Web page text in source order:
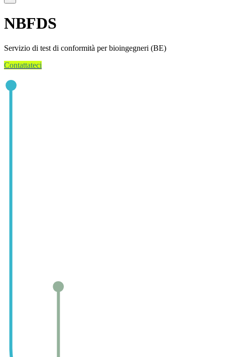
NBFDS
Servizio di test di conformità per bioingegneri (BE)
Contattateci